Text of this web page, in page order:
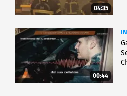
04:35
00:44